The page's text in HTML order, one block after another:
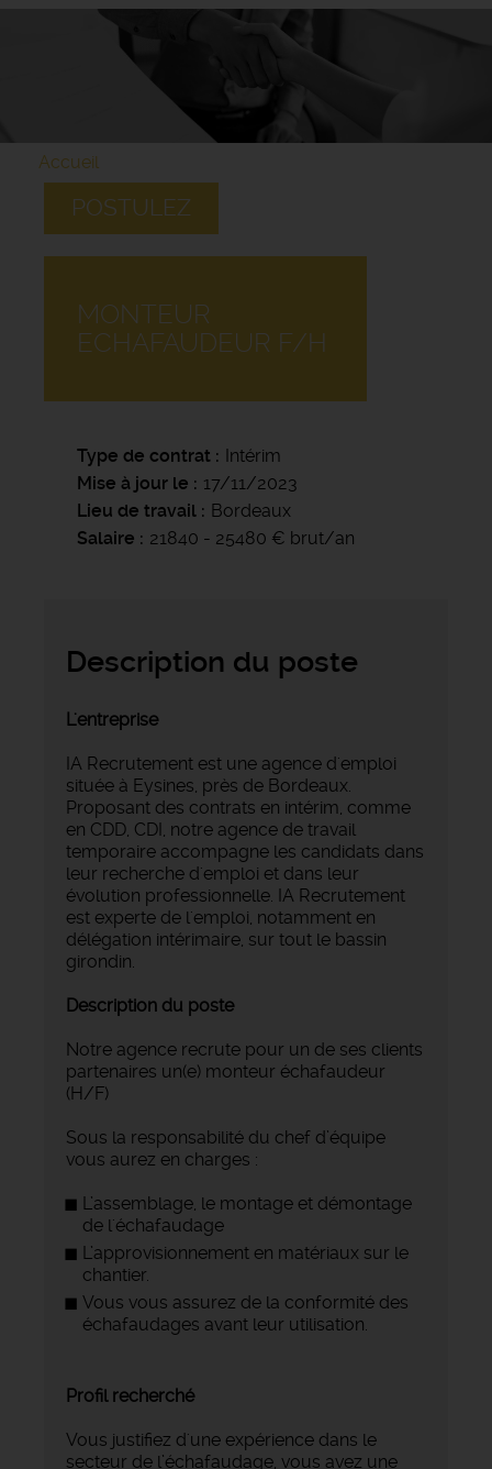
Accueil
POSTULEZ
MONTEUR
ECHAFAUDEUR F/H
Type de contrat
Intérim
Mise à jour le
17/11/2023
Lieu de travail
Bordeaux
Salaire
21840 - 25480 € brut/an
Description du poste
L'entreprise
IA Recrutement est une agence d'emploi
située à Eysines, près de Bordeaux.
Proposant des contrats en intérim, comme
en CDD, CDI, notre agence de travail
temporaire accompagne les candidats dans
leur recherche d'emploi et dans leur
évolution professionnelle. IA Recrutement
est experte de l'emploi, notamment en
délégation intérimaire, sur tout le bassin
girondin.
Description du poste
Notre agence recrute pour un de ses clients
partenaires un(e) monteur échafaudeur
(H/F)
Sous la responsabilité du chef d’équipe
vous aurez en charges :
L’assemblage, le montage et démontage
de l'échafaudage
L’approvisionnement en matériaux sur le
chantier.
Vous vous assurez de la conformité des
échafaudages avant leur utilisation.
Profil recherché
Vous justifiez d'une expérience dans le
secteur de l’échafaudage, vous avez une